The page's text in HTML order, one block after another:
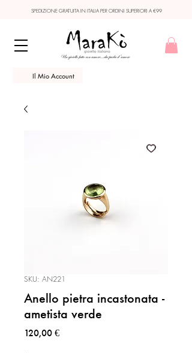
Il Mio Account
SPEDIZIONE GRATUITA IN ITALIA PER ORDINI SUPERIORI A €99
SKU: AN221
Anello pietra incastonata -
ametista verde
120,00 €Prezzo